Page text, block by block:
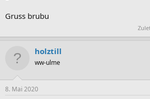
Gruss brubu
holztill
ww-ulme
8. Mai 2020